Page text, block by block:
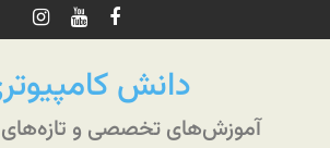
به
دانش
آموزش‌های تخصصی و تازه‌های